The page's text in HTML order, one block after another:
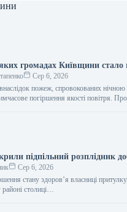
громадах Київщини стало
Сер 6, 2026
пожеж, спровокованих
погіршення якості повітря.
підпільний розплідник
Сер 6, 2026
стану здоров’я власниці
столиці…